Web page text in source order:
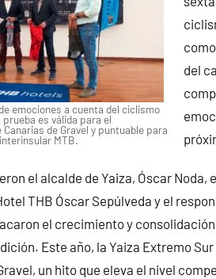
emociones a cuenta del ciclismo
es válida para el
Canarias de Gravel y puntuable para
MTB.
del
el alcalde de Yaiza, Óscar Noda,
THB Óscar Sepúlveda y el
el crecimiento y
Este año, la Yaiza Extremo
un hito que eleva el nivel